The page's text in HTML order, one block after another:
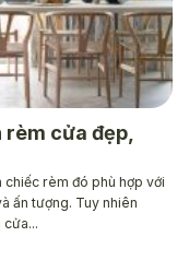
cửa đẹp,
chiếc rèm đó phù hợp với
ấn tượng. Tuy nhiên